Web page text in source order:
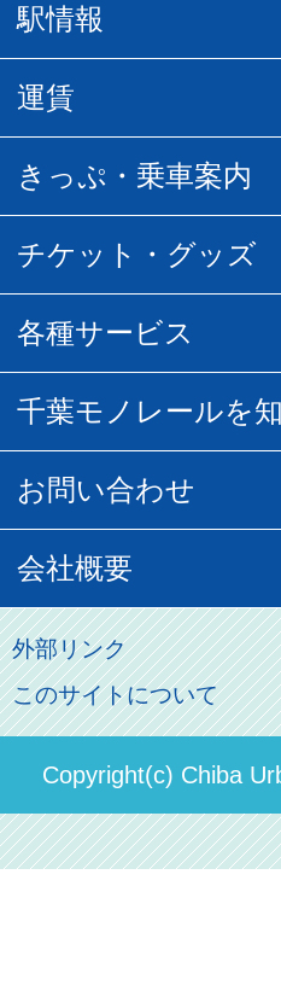
駅情報
駅情報
所要時間
空の散歩道
URBAN FLYER時刻表
運賃
普通運賃
団体乗車
貸切列車
きっぷ・乗車案内
乗車券の種類
フリーきっぷ
記念切符
割引制度
その他のご案内
パスモのご案内
チケット・グッズ
駅窓口販売チケット
葭川となみグッズ
初音ミクグッズ
俺の妹。
各種サービス
モノちゃんトラベル
広告募集
直営駐車場パーク＆ライド
ステーションギャラリー
駅構内出店者様募集
千葉モノレールを
営業距離世界最長
モノちゃん
お問い合わせ
お客様の声
よくあるご質問
お問い合わせ先
会社概要
会社概要
社長ごあいさつ
決算概要
輸送人員の推移（PDF）
外部リンク
このサイトについて
Copyright(c) Chiba